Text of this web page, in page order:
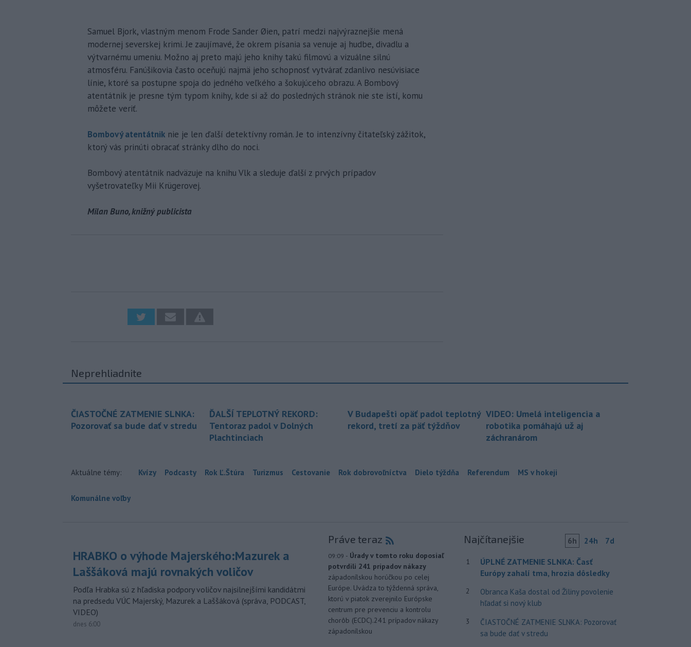
Samuel Bjork, vlastným menom Frode Sander Øien, patrí medzi najvýraznejšie mená
modernej severskej krimi. Je zaujímavé, že okrem písania sa venuje aj hudbe, divadlu a
výtvarnému umeniu. Možno aj preto majú jeho knihy takú filmovú a vizuálne silnú
atmosféru. Fanúšikovia často oceňujú najmä jeho schopnosť vytvárať zdanlivo nesúvisiace
línie, ktoré sa postupne spoja do jedného veľkého a šokujúceho obrazu. A Bombový
atentátnik je presne tým typom knihy, kde si až do posledných stránok nie ste istí, komu
môžete veriť.
Bombový atentátnik nie je len ďalší detektívny román. Je to intenzívny čitateľský zážitok,
ktorý vás prinúti obracať stránky dlho do noci.
Bombový atentátnik nadväzuje na knihu Vlk a sleduje ďalší z prvých prípadov
vyšetrovateľky Mii Krügerovej.
Milan Buno, knižný publicista
Neprehliadnite
ČIASTOČNÉ ZATMENIE SLNKA:
Pozorovať sa bude dať v stredu
ĎALŠÍ TEPLOTNÝ REKORD:
Tentoraz padol v Dolných
Plachtinciach
V Budapešti opäť padol teplotný
rekord, tretí za päť týždňov
VIDEO: Umelá inteligencia a
robotika pomáhajú už aj
záchranárom
Aktuálne témy: Kvízy Podcasty Rok Ľ.Štúra Turizmus Cestovanie Rok dobrovoľníctva Dielo týždňa Referendum MS v hokeji
Komunálne voľby
HRABKO o výhode Majerského:Mazurek a
Laššáková majú rovnakých voličov
Podľa Hrabka sú z hľadiska podpory voličov najsilnejšími kandidátmi
na predsedu VÚC Majerský, Mazurek a Laššáková (správa, PODCAST,
VIDEO)
dnes 6:00
Práve teraz
09:09 - Úrady v tomto roku doposiaľ
potvrdili 241 prípadov nákazy
západonílskou horúčkou po celej
Európe. Uvádza to týždenná správa,
ktorú v piatok zverejnilo Európske
centrum pre prevenciu a kontrolu
chorôb (ECDC).241 prípadov nákazy
západonílskou
Najčítanejšie 6h 24h 7d
1
ÚPLNÉ ZATMENIE SLNKA: Časť
Európy zahalí tma, hrozia dôsledky
2
Obranca Kaša dostal od Žiliny povolenie
hľadať si nový klub
3
ČIASTOČNÉ ZATMENIE SLNKA: Pozorovať
sa bude dať v stredu